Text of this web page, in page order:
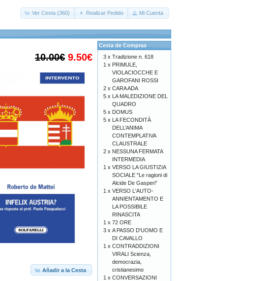
Ver Cesta (360) Realizar Pedido Mi Cuenta
10.00€ 9.50€
Añadir a la Cesta
Cesta de Compras
3 x Tradizione n. 618
1 x PRIMULE,
VIOLACIOCCHE E
GAROFANI ROSSI
2 x CARA ADA
5 x LA MALEDIZIONE DEL
QUADRO
5 x DOMUS
5 x LA FECONDITÀ
DELL’ANIMA
CONTEMPLATIVA
CLAUSTRALE
2 x NESSUNA FERMATA
INTERMEDIA
1 x VERSO LA GIUSTIZIA
SOCIALE "Le ragioni di
Alcide De Gasperi”
1 x VERSO L'AUTO-
ANNIENTAMENTO E
LA POSSIBILE
RINASCITA
1 x 72 ORE
3 x A PASSO D'UOMO E
DI CAVALLO
1 x CONTRADDIZIONI
VIRALI Scienza,
democrazia,
cristianesimo
1 x CONVERSAZIONI